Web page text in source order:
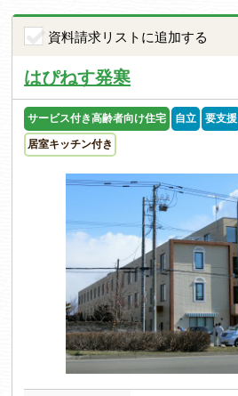
資料請求リストに追加する
はぴねす発寒
サービス付き高齢者向け住宅 自立 要支援
居室キッチン付き